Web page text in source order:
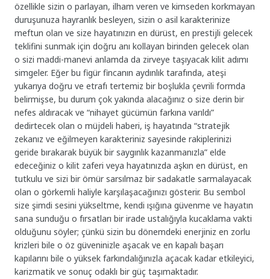
özellikle sizin o parlayan, ilham veren ve kimseden korkmayan
duruşunuza hayranlık besleyen, sizin o asil karakterinize
meftun olan ve size hayatınızın en dürüst, en prestijli gelecek
teklifini sunmak için doğru anı kollayan birinden gelecek olan
o sizi maddi-manevi anlamda da zirveye taşıyacak kilit adımı
simgeler. Eğer bu figür fincanın aydınlık tarafında, ateşi
yukarıya doğru ve etrafı tertemiz bir boşlukla çevrili formda
belirmişse, bu durum çok yakında alacağınız o size derin bir
nefes aldıracak ve “nihayet gücümün farkına varıldı”
dedirtecek olan o müjdeli haberi, iş hayatında “stratejik
zekanız ve eğilmeyen karakteriniz sayesinde rakiplerinizi
geride bırakarak büyük bir saygınlık kazanmanızla” elde
edeceğiniz o kilit zaferi veya hayatınızda aşkın en dürüst, en
tutkulu ve sizi bir ömür sarsılmaz bir sadakatle sarmalayacak
olan o görkemli haliyle karşılaşacağınızı gösterir. Bu sembol
size şimdi sesini yükseltme, kendi ışığına güvenme ve hayatın
sana sunduğu o fırsatları bir irade ustalığıyla kucaklama vakti
olduğunu söyler; çünkü sizin bu dönemdeki enerjiniz en zorlu
krizleri bile o öz güveninizle aşacak ve en kapalı başarı
kapılarını bile o yüksek farkındalığınızla açacak kadar etkileyici,
karizmatik ve sonuç odaklı bir güç taşımaktadır.